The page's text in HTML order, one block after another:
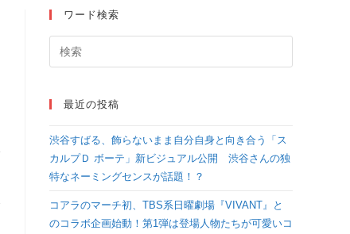
検
を
ワード検索
最近の投稿
渋谷すばる、飾らないまま自分自身と向き合う「ス
カルプＤ ボーテ」新ビジュアル公開 渋谷さんの独
特なネーミングセンスが話題！？
コアラのマーチ初、TBS系日曜劇場『VIVANT』と
のコラボ企画始動！第1弾は登場人物たちが可愛いコ